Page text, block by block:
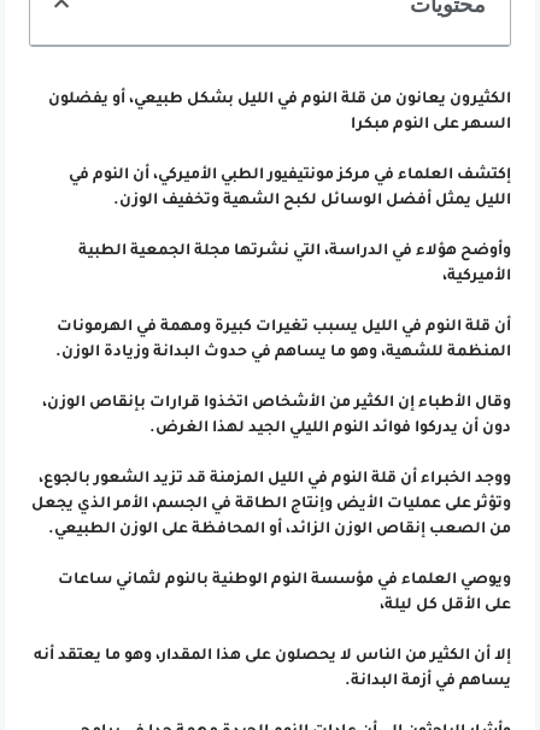
الكثيرون يعانون من قلة النوم في الليل بشكل طبيعي، أو يفضلون
السهر على النوم مبكرا
إكتشف العلماء في مركز مونتيفيور الطبي الأميركي، أن النوم في
الليل يمثل أفضل الوسائل لكبح الشهية وتخفيف الوزن.
وأوضح هؤلاء في الدراسة، التي نشرتها مجلة الجمعية الطبية
الأميركية،
أن قلة النوم في الليل يسبب تغيرات كبيرة ومهمة في الهرمونات
المنظمة للشهية، وهو ما يساهم في حدوث البدانة وزيادة الوزن.
وقال الأطباء إن الكثير من الأشخاص اتخذوا قرارات بإنقاص الوزن،
دون أن يدركوا فوائد النوم الليلي الجيد لهذا الغرض.
ووجد الخبراء أن قلة النوم في الليل المزمنة قد تزيد الشعور بالجوع،
وتؤثر على عمليات الأيض وإنتاج الطاقة في الجسم، الأمر الذي يجعل
من الصعب إنقاص الوزن الزائد، أو المحافظة على الوزن الطبيعي.
ويوصي العلماء في مؤسسة النوم الوطنية بالنوم لثماني ساعات
على الأقل كل ليلة،
إلا أن الكثير من الناس لا يحصلون على هذا المقدار، وهو ما يعتقد أنه
يساهم في أزمة البدانة.